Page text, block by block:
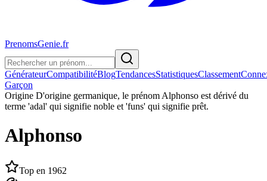
PrenomsGenie.fr
GénérateurCompatibilitéBlogTendancesStatistiquesClassement
Garçon
Origine D'origine germanique, le prénom Alphonso est dérivé du
terme 'adal' qui signifie noble et 'funs' qui signifie prêt.
Alphonso
Top en 1962